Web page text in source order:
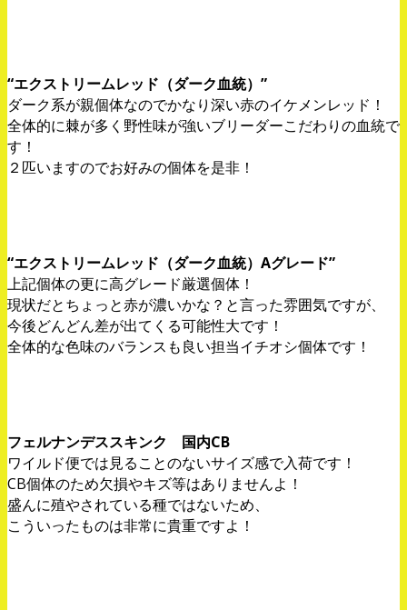
“エクストリームレッド（ダーク血統）”
ダーク系が親個体なのでかなり深い赤のイケメンレッド！
全体的に棘が多く野性味が強いブリーダーこだわりの血統で
す！
２匹いますのでお好みの個体を是非！
“エクストリームレッド（ダーク血統）Aグレード”
上記個体の更に高グレード厳選個体！
現状だとちょっと赤が濃いかな？と言った雰囲気ですが、
今後どんどん差が出てくる可能性大です！
全体的な色味のバランスも良い担当イチオシ個体です！
フェルナンデススキンク 国内CB
ワイルド便では見ることのないサイズ感で入荷です！
CB個体のため欠損やキズ等はありませんよ！
盛んに殖やされている種ではないため、
こういったものは非常に貴重ですよ！